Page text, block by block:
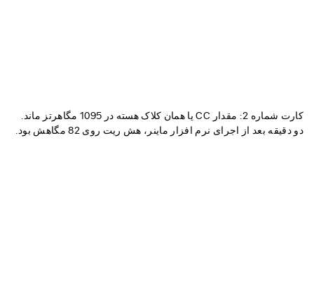
کارت شماره 2: مقدار CC یا همان کلاک هسته در 1095 مگاهرتز ماند.
دو دقیقه بعد از اجرای نرم افزار ماینر، هش ریت روی 82 مگاهش بود.